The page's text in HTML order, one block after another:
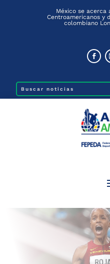
México se
Centroamericanos y
colombiano